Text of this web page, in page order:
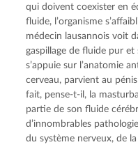
qui doivent coexister en
fluide, l’organisme
médecin lausannois voit
gaspillage de fluide pur et
s’appuie sur l’anatomie
cerveau, parvient au
fait, pense-t-il, la
partie de son fluide
d’innombrables
du système nerveux, de